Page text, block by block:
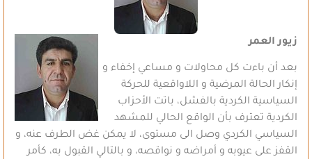
زيور العمر
بعد أن باءت كل محاولات و مساعي إخفاء و
إنكار الحالة المرضية و اللاواقعية للحركة
السياسية الكردية بالفشل، باتت الأحزاب
الكردية تعترف بأن الواقع الحالي للمشهد
السياسي الكردي وصل الى مستوى، لا يمكن غض الطرف عنه، و
القفز على عيوبه و أمراضه و نواقصه، و بالتالي القبول به، كأمر